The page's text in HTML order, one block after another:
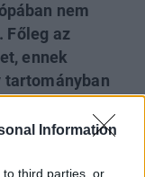
Information
third parties, or
nem
Főleg az
ennek
tartományban
nyitás hozhat